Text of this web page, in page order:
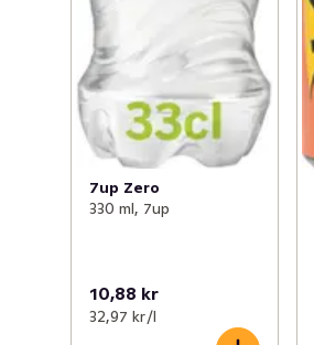
7up Zero
330 ml, 7up
10,88 kr
32,97 kr /l